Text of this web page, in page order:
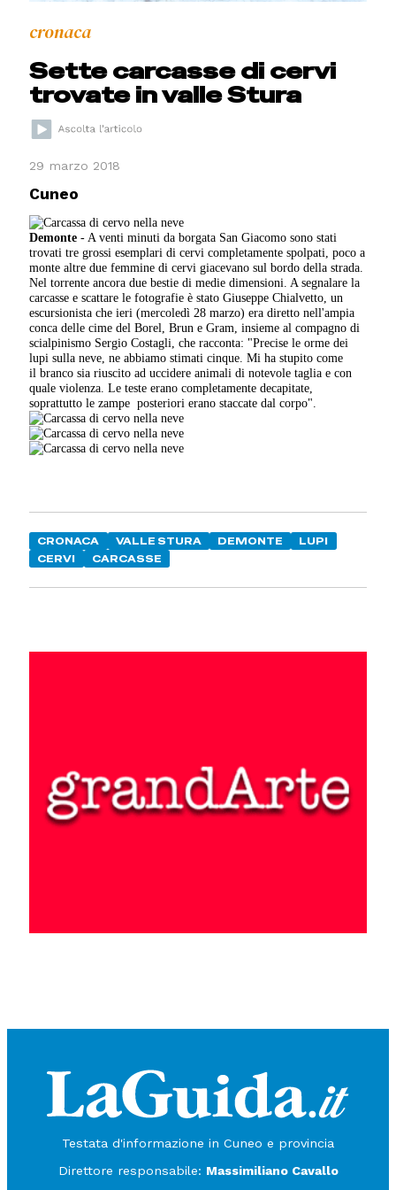
cronaca
Sette carcasse di cervi
trovate in valle Stura
29 marzo 2018
Cuneo
Demonte - A venti minuti da borgata San Giacomo sono stati
trovati tre grossi esemplari di cervi completamente spolpati, poco a
monte altre due femmine di cervi giacevano sul bordo della strada.
Nel torrente ancora due bestie di medie dimensioni. A segnalare la
carcasse e scattare le fotografie è stato Giuseppe Chialvetto, un
escursionista che ieri (mercoledì 28 marzo) era diretto nell'ampia
conca delle cime del Borel, Brun e Gram, insieme al compagno di
scialpinismo Sergio Costagli, che racconta: "Precise le orme dei
lupi sulla neve, ne abbiamo stimati cinque. Mi ha stupito come
il branco sia riuscito ad uccidere animali di notevole taglia e con
quale violenza. Le teste erano completamente decapitate,
soprattutto le zampe posteriori erano staccate dal corpo".
CRONACA VALLE STURA DEMONTE
LUPI
CERVI
CARCASSE
Testata d'informazione in Cuneo e provincia
Direttore responsabile: Massimiliano Cavallo